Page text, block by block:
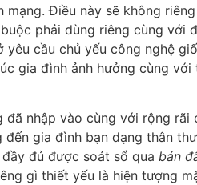
Điều này sẽ không
phải dùng riêng cùng với
cầu chủ yếu công nghệ
gia đình ảnh hưởng cùng với
nhập vào cùng với rộng rãi
gia đình bạn dạng thân
đủ được soát sổ qua bán
gì thiết yếu là hiện tượng